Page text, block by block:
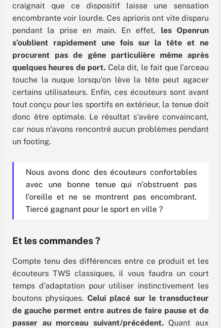
craignait que ce dispositif laisse une sensation
encombrante voir lourde. Ces aprioris ont vite disparu
pendant la prise en main. En effet, les Openrun
s’oublient rapidement une fois sur la tête et ne
procurent pas de gêne particulière même après
quelques heures de port. Cela dit, le fait que l’arceau
touche la nuque lorsqu’on lève la tête peut agacer
certains utilisateurs. Enfin, ces écouteurs sont avant
tout conçu pour les sportifs en extérieur, la tenue doit
donc être optimale. Le résultat s’avère convaincant,
car nous n’avons rencontré aucun problèmes pendant
un footing.
Nous avons donc des écouteurs confortables
avec une bonne tenue qui n’obstruent pas
l’oreille et ne se montrent pas encombrant.
Tiercé gagnant pour le sport en ville ?
Et les commandes ?
Compte tenu des différences entre ce produit et les
écouteurs TWS classiques, il vous faudra un court
temps d’adaptation pour utiliser instinctivement les
boutons physiques. Celui placé sur le transducteur
de gauche permet entre autres de faire pause et de
passer au morceau suivant/précédent. Quant aux